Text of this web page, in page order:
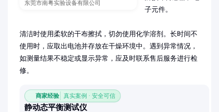
东莞市南粤实验设备有限公司
子元件。
清洁时使用柔软的干布擦拭，切勿使用化学溶剂。长时间不
使用时，应取出电池并存放在干燥环境中。遇到异常情况，
如测量结果不稳定或显示异常，应及时联系售后服务进行检
修。
商家经验 真实案例 · 安全可信
静动态平衡测试仪